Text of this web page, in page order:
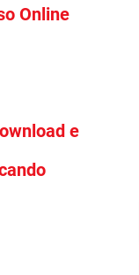
Online
e